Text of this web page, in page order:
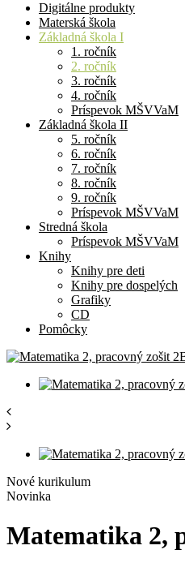
Digitálne produkty
Materská škola
Základná škola I
1. ročník
2. ročník
3. ročník
4. ročník
Príspevok MŠVVaM
Základná škola II
5. ročník
6. ročník
7. ročník
8. ročník
9. ročník
Príspevok MŠVVaM
Stredná škola
Príspevok MŠVVaM
Knihy
Knihy pre deti
Knihy pre dospelých
Grafiky
CD
Pomôcky
Nové kurikulum
Novinka
Matematika 2,